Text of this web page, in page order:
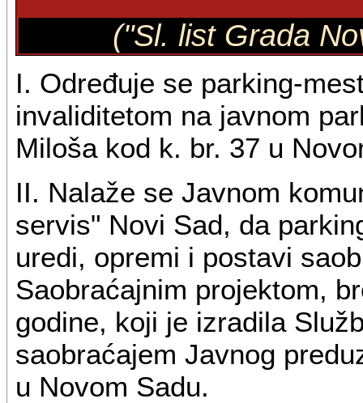
("Sl. list Grada
I. Određuje se parking-
invaliditetom na javnom
Miloša kod k. br. 37 u
II. Nalaže se Javnom
servis" Novi Sad, da
uredi, opremi i postavi
Saobraćajnim projektom,
godine, koji je izradila
saobraćajem Javnog
u Novom Sadu.